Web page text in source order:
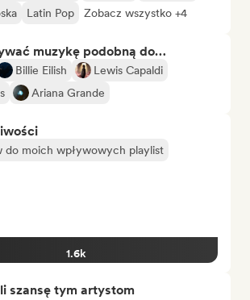
Latin Pop Zobacz wszystko +4
muzykę podobną do…
Billie Eilish
Lewis Capaldi
Ariana Grande
do moich wpływowych playlist
1.6k
szansę tym artystom